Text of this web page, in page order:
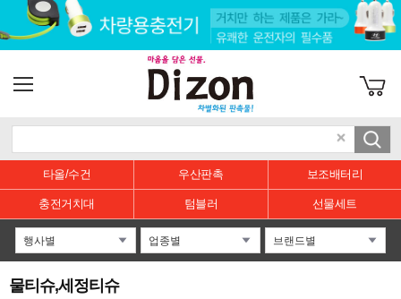
타올/수건 우산판촉 보조배터리
충전거치대 텀블러 선물세트
물티슈,세정티슈